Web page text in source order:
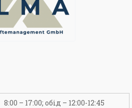
8:00 – 17:00; обід – 12:00-12:45